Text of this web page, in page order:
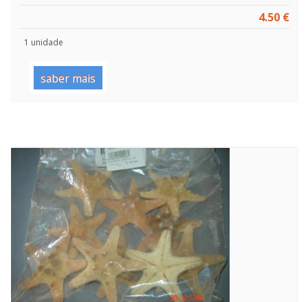
4.50 €
1 unidade
saber mais